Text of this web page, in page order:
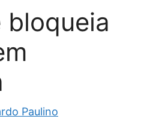
Paulino